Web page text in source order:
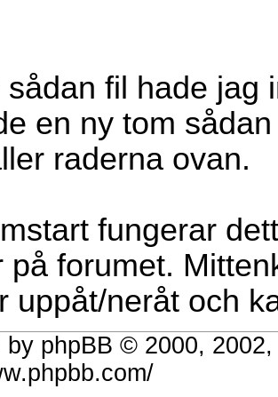
sådan fil hade jag
en ny tom
raderna ovan.
fungerar
på forumet.
uppåt/neråt och
by phpBB © 2000,